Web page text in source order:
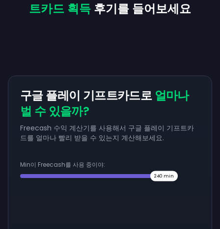
트카드 획득 후기를 들어보세요
구글 플레이 기프트카드로 얼마나
벌 수 있을까?
Freecash 수익 계산기를 사용해서 구글 플레이 기프트카
드를 얼마나 빨리 받을 수 있는지 계산해보세요.
Min이 Freecash를 사용 중이야:
240 min